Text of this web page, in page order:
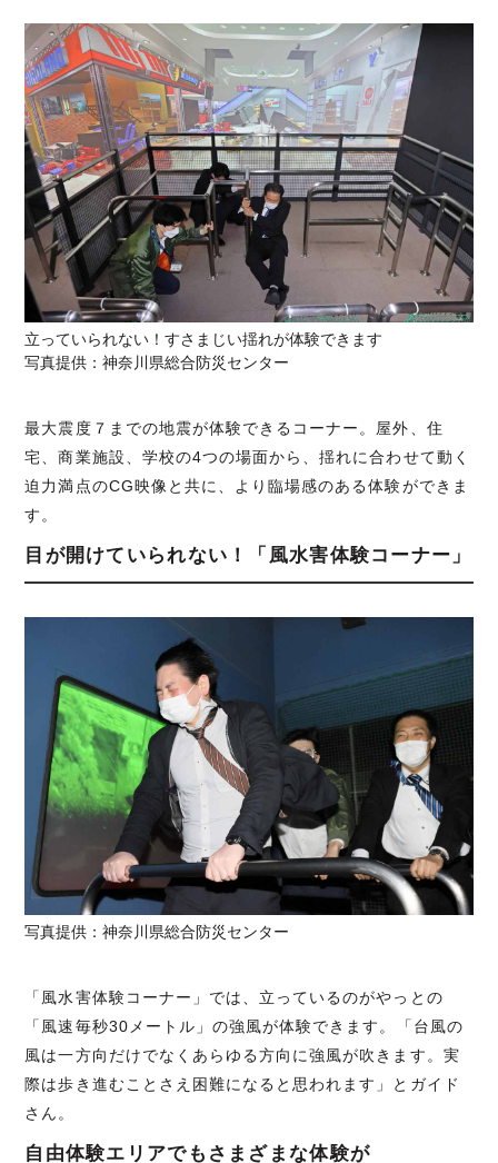
立っていられない！すさまじい揺れが体験できます
写真提供：神奈川県総合防災センター
最大震度７までの地震が体験できるコーナー。屋外、住
宅、商業施設、学校の4つの場面から、揺れに合わせて動く
迫力満点のCG映像と共に、より臨場感のある体験ができま
す。
目が開けていられない！「風水害体験コーナー」
写真提供：神奈川県総合防災センター
「風水害体験コーナー」では、立っているのがやっとの
「風速毎秒30メートル」の強風が体験できます。「台風の
風は一方向だけでなくあらゆる方向に強風が吹きます。実
際は歩き進むことさえ困難になると思われます」とガイド
さん。
自由体験エリアでもさまざまな体験が